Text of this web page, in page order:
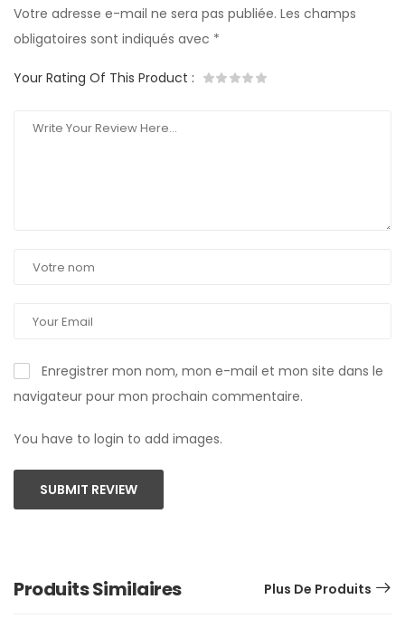
Votre adresse e-mail ne sera pas publiée. Les champs
obligatoires sont indiqués avec *
Your Rating Of This Product :
Enregistrer mon nom, mon e-mail et mon site dans le
navigateur pour mon prochain commentaire.
You have to login to add images.
SUBMIT REVIEW
Produits Similaires Plus De Produits